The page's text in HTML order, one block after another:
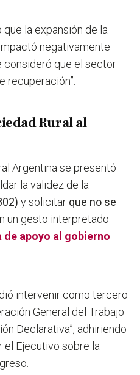
la expansión de la
negativamente
consideró que el sector
recuperación”.
Rural al
Argentina se presentó
la validez de la
y solicitar que no se
un gesto interpretado
de apoyo al gobierno
intervenir como tercero
General del Trabajo
Declarativa”, adhiriendo
el Ejecutivo sobre la